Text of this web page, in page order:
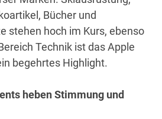
Bücher und
stehen hoch im Kurs, ebenso
Technik ist das Apple
begehrtes Highlight.
heben Stimmung und